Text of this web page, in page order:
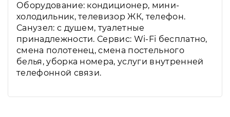
Оборудование: кондиционер, мини-
холодильник, телевизор ЖК, телефон.
Санузел: с душем, туалетные
принадлежности. Сервис: Wi-Fi бесплатно,
смена полотенец, смена постельного
белья, уборка номера, услуги внутренней
телефонной связи.